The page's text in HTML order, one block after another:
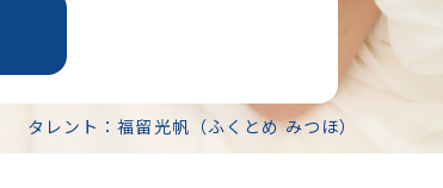
タレント：福留光帆（ふくとめ みつほ）